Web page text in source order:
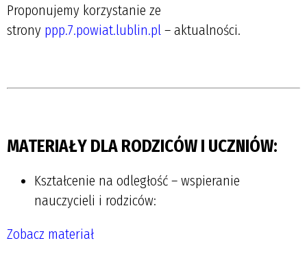
Proponujemy korzystanie ze
strony ppp.7.powiat.lublin.pl – aktualności.
MATERIAŁY DLA RODZICÓW I UCZNIÓW:
Kształcenie na odległość – wspieranie
nauczycieli i rodziców:
Zobacz materiał